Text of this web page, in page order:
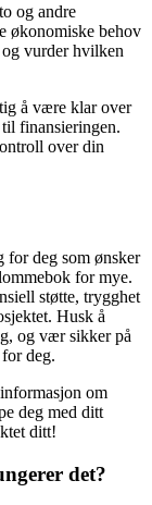
og andre
økonomiske behov
vurder hvilken
å være klar over
finansieringen.
over din
for deg som ønsker
for mye.
støtte, trygghet
Husk å
og vær sikker på
deg.
om
deg med ditt
ditt!
det?